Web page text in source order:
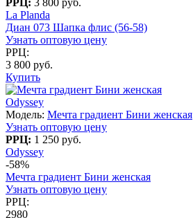
La Planda
Диан 073 Шапка флис (56-58)
Узнать оптовую цену
РРЦ:
3 800 руб.
Купить
Odyssey
Модель: Мечта градиент Бини женская
Узнать оптовую цену
РРЦ: 1 250 руб.
Odyssey
-58%
Мечта градиент Бини женская
Узнать оптовую цену
РРЦ:
2980